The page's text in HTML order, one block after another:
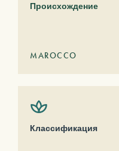
Происхождение
MAROCCO
Классификация